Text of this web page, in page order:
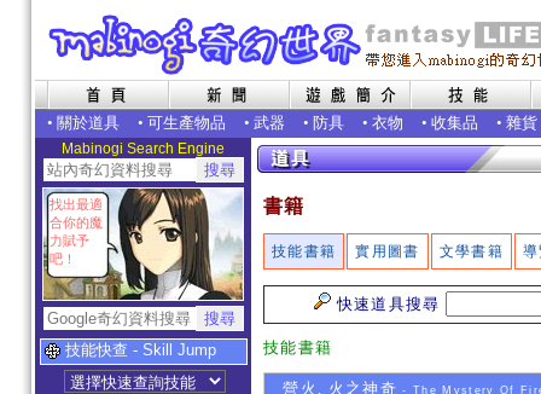
• 關於道具 • 可生產物品 • 武器 • 防具 • 衣物 • 收集品 • 雜貨
Mabinogi Search Engine
找出最適
合你的魔
力賦予
吧！
技能快查 - Skill Jump
書籍
技能書籍 實用圖書 文學書籍
快速道具搜尋
技能書籍
營火, 火之神奇 - The Mystery Of